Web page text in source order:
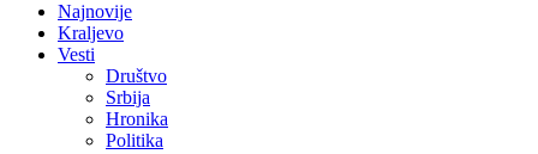
Najnovije
Kraljevo
Vesti
Društvo
Srbija
Hronika
Politika